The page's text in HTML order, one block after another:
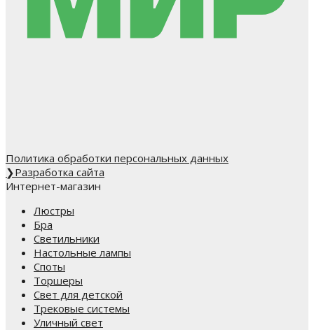
Политика обработки персональных данных
❯Разработка сайта
Интернет-магазин
Люстры
Бра
Светильники
Настольные лампы
Споты
Торшеры
Свет для детской
Трековые системы
Уличный свет